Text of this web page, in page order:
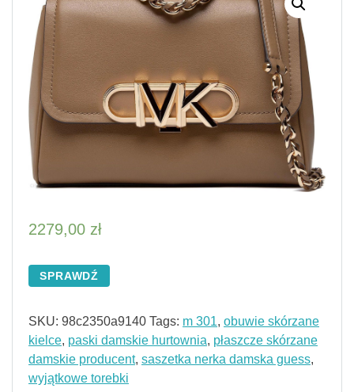
2279,00 zł
SPRAWDŹ
SKU: 98c2350a9140 Tags: m 301, obuwie skórzane
kielce, paski damskie hurtownia, płaszcze skórzane
damskie producent, saszetka nerka damska guess,
wyjątkowe torebki